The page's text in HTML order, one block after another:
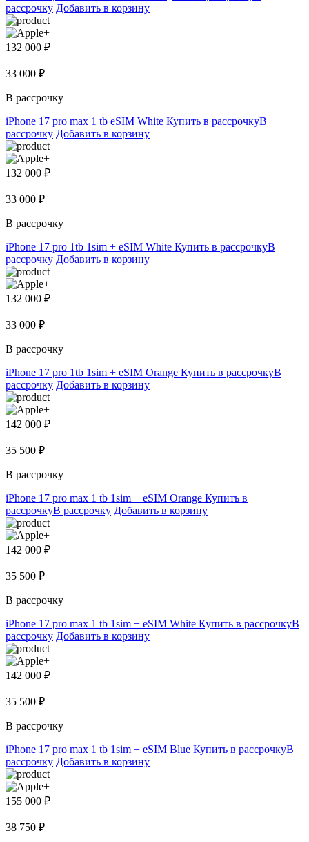
рассрочку Добавить в корзину
132 000 ₽
33 000 ₽
В рассрочку
iPhone 17 pro max 1 tb eSIM White Купить в рассрочкуВ
рассрочку Добавить в корзину
132 000 ₽
33 000 ₽
В рассрочку
iPhone 17 pro 1tb 1sim + eSIM White Купить в рассрочкуВ
рассрочку Добавить в корзину
132 000 ₽
33 000 ₽
В рассрочку
iPhone 17 pro 1tb 1sim + eSIM Orange Купить в рассрочкуВ
рассрочку Добавить в корзину
142 000 ₽
35 500 ₽
В рассрочку
iPhone 17 pro max 1 tb 1sim + eSIM Orange Купить в
рассрочкуВ рассрочку Добавить в корзину
142 000 ₽
35 500 ₽
В рассрочку
iPhone 17 pro max 1 tb 1sim + eSIM White Купить в рассрочкуВ
рассрочку Добавить в корзину
142 000 ₽
35 500 ₽
В рассрочку
iPhone 17 pro max 1 tb 1sim + eSIM Blue Купить в рассрочкуВ
рассрочку Добавить в корзину
155 000 ₽
38 750 ₽